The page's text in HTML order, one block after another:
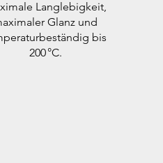
Langlebigkeit,
Glanz und
bis
200 °C.